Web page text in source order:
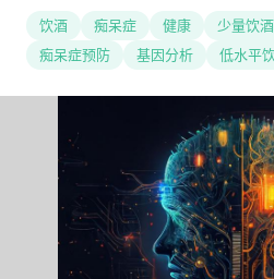
饮酒 痴呆症 健康 少量饮
痴呆症预防
基因分析 低水平